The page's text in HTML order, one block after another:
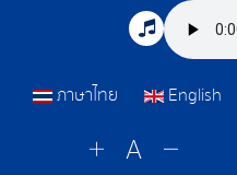
ภาษาไทย English